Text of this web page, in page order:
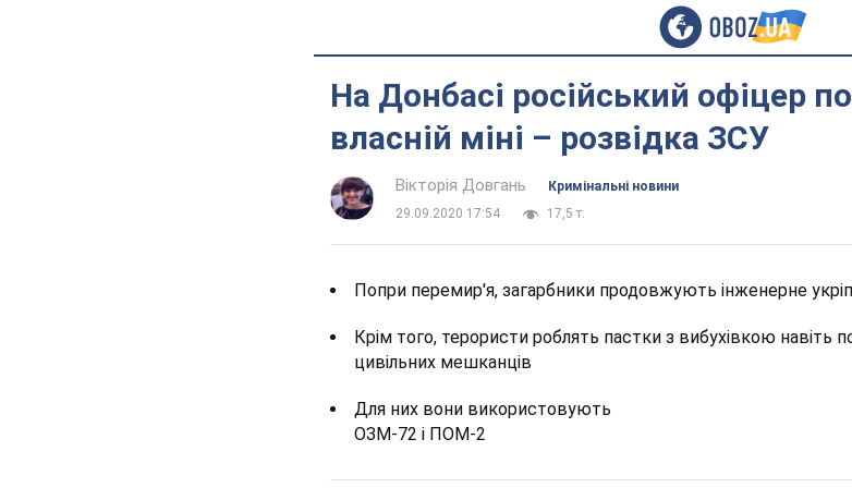
На Донбасі російський офіцер
власній міні – розвідка ЗСУ
Вікторія Довгань
Кримінальні новини
29.09.2020 17:54
17,5 т.
Попри перемир'я, загарбники продовжують інженерне
Крім того, терористи роблять пастки з вибухівкою навіть
цивільних мешканців
Для них вони використовують
ОЗМ-72 і ПОМ-2